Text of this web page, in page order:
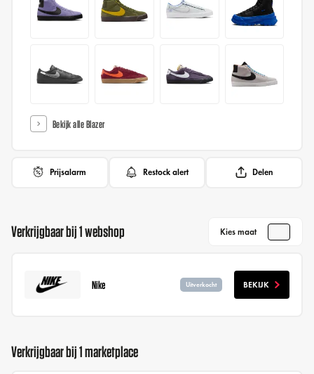
Bekijk alle Blazer
Prijsalarm Restock alert Delen
Verkrijgbaar bij 1 webshop Kies maat
Nike Uitverkocht BEKIJK
Verkrijgbaar bij 1 marketplace